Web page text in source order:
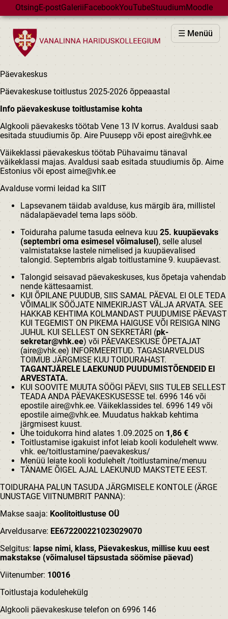
Skip to main content
OtsingE-postGaleriiFacebookYouTubeStuudiumMoodle
☰ Menüü
VHK
VASTUVÕTT
GÜMNAASIUM
MAJAD
HUVIÕPE
SÜNDMUSED
Päevakeskus
Päevakeskuse toitlustus 2025-2026 õppeaastal
Info päevakeskuse toitlustamise kohta
Algkooli päevakesks töötab Vene 13 IV korrus. Avaldusi saab
esitada stuudiumis õp. Aire Puusepp või epost aire@vhk.ee
Väikeklassi päevakeskus töötab Pühavaimu tänaval
väikeklassi majas. Avaldusi saab esitada stuudiumis õp. Aime
Estonius või epost aime@vhk.ee
Avalduse vormi leidad ka SIIT
Lapsevanem täidab avalduse, kus märgib ära, millistel
nädalapäevadel tema laps sööb.
Toiduraha palume tasuda eelneva kuu 25. kuupäevaks
(septembri oma esimesel võimalusel), selle alusel
valmistatakse lastele nimelised ja kuupäevalised
talongid. Septembris algab toitlustamine 9. kuupäevast.
Talongid seisavad päevakeskuses, kus õpetaja vahendab
nende kättesaamist.
KUI ÕPILANE PUUDUB, SIIS SAMAL PÄEVAL EI OLE TEDA
VÕIMALIK SÖÖJATE NIMEKIRJAST VÄLJA ARVATA. SEE
HAKKAB KEHTIMA KOLMANDAST PUUDUMISE PÄEVAST
KUI TEGEMIST ON PIKEMA HAIGUSE VÕI REISIGA NING
JUHUL KUI SELLEST ON SEKRETÄRI (pk-
sekretar@vhk.ee) või PÄEVAKESKUSE ÕPETAJAT
(aire@vhk.ee) INFORMEERITUD. TAGASIARVELDUS
TOIMUB JÄRGMISE KUU TOIDURAHAST.
TAGANTJÄRELE LAEKUNUD PUUDUMISTÕENDEID EI
ARVESTATA.
KUI SOOVITE MUUTA SÖÖGI PÄEVI, SIIS TULEB SELLEST
TEADA ANDA PÄEVAKESKUSESSE tel. 6996 146 või
epostile aire@vhk.ee. Väikeklassides tel. 6996 149 või
epostile aime@vhk.ee. Muudatus hakkab kehtima
järgmisest kuust.
Ühe toidukorra hind alates 1.09.2025 on 1,86 €
Toitlustamise igakuist infot leiab kooli kodulehelt www.
vhk. ee/toitlustamine/paevakeskus/
Menüü leiate kooli kodulehelt /toitlustamine/menuu
TÄNAME ÕIGEL AJAL LAEKUNUD MAKSTETE EEST.
TOIDURAHA PALUN TASUDA JÄRGMISELE KONTOLE (ÄRGE
UNUSTAGE VIITNUMBRIT PANNA):
Makse saaja: Koolitoitlustuse OÜ
Arveldusarve: EE672200221023029070
Selgitus: lapse nimi, klass, Päevakeskus, millise kuu eest
makstakse (võimalusel täpsustada söömise päevad)
Viitenumber: 10016
Toitlustaja kodulehekülg
Algkooli päevakeskuse telefon on 6996 146